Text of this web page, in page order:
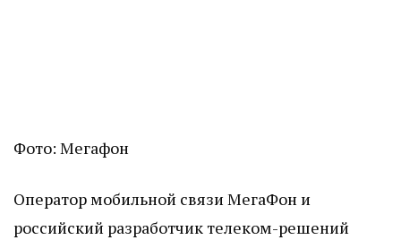
Фото: Мегафон
Оператор мобильной связи МегаФон и
российский разработчик телеком-решений